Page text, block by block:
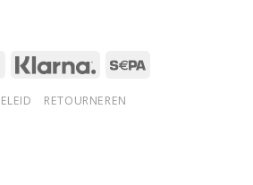
RETOURNEREN